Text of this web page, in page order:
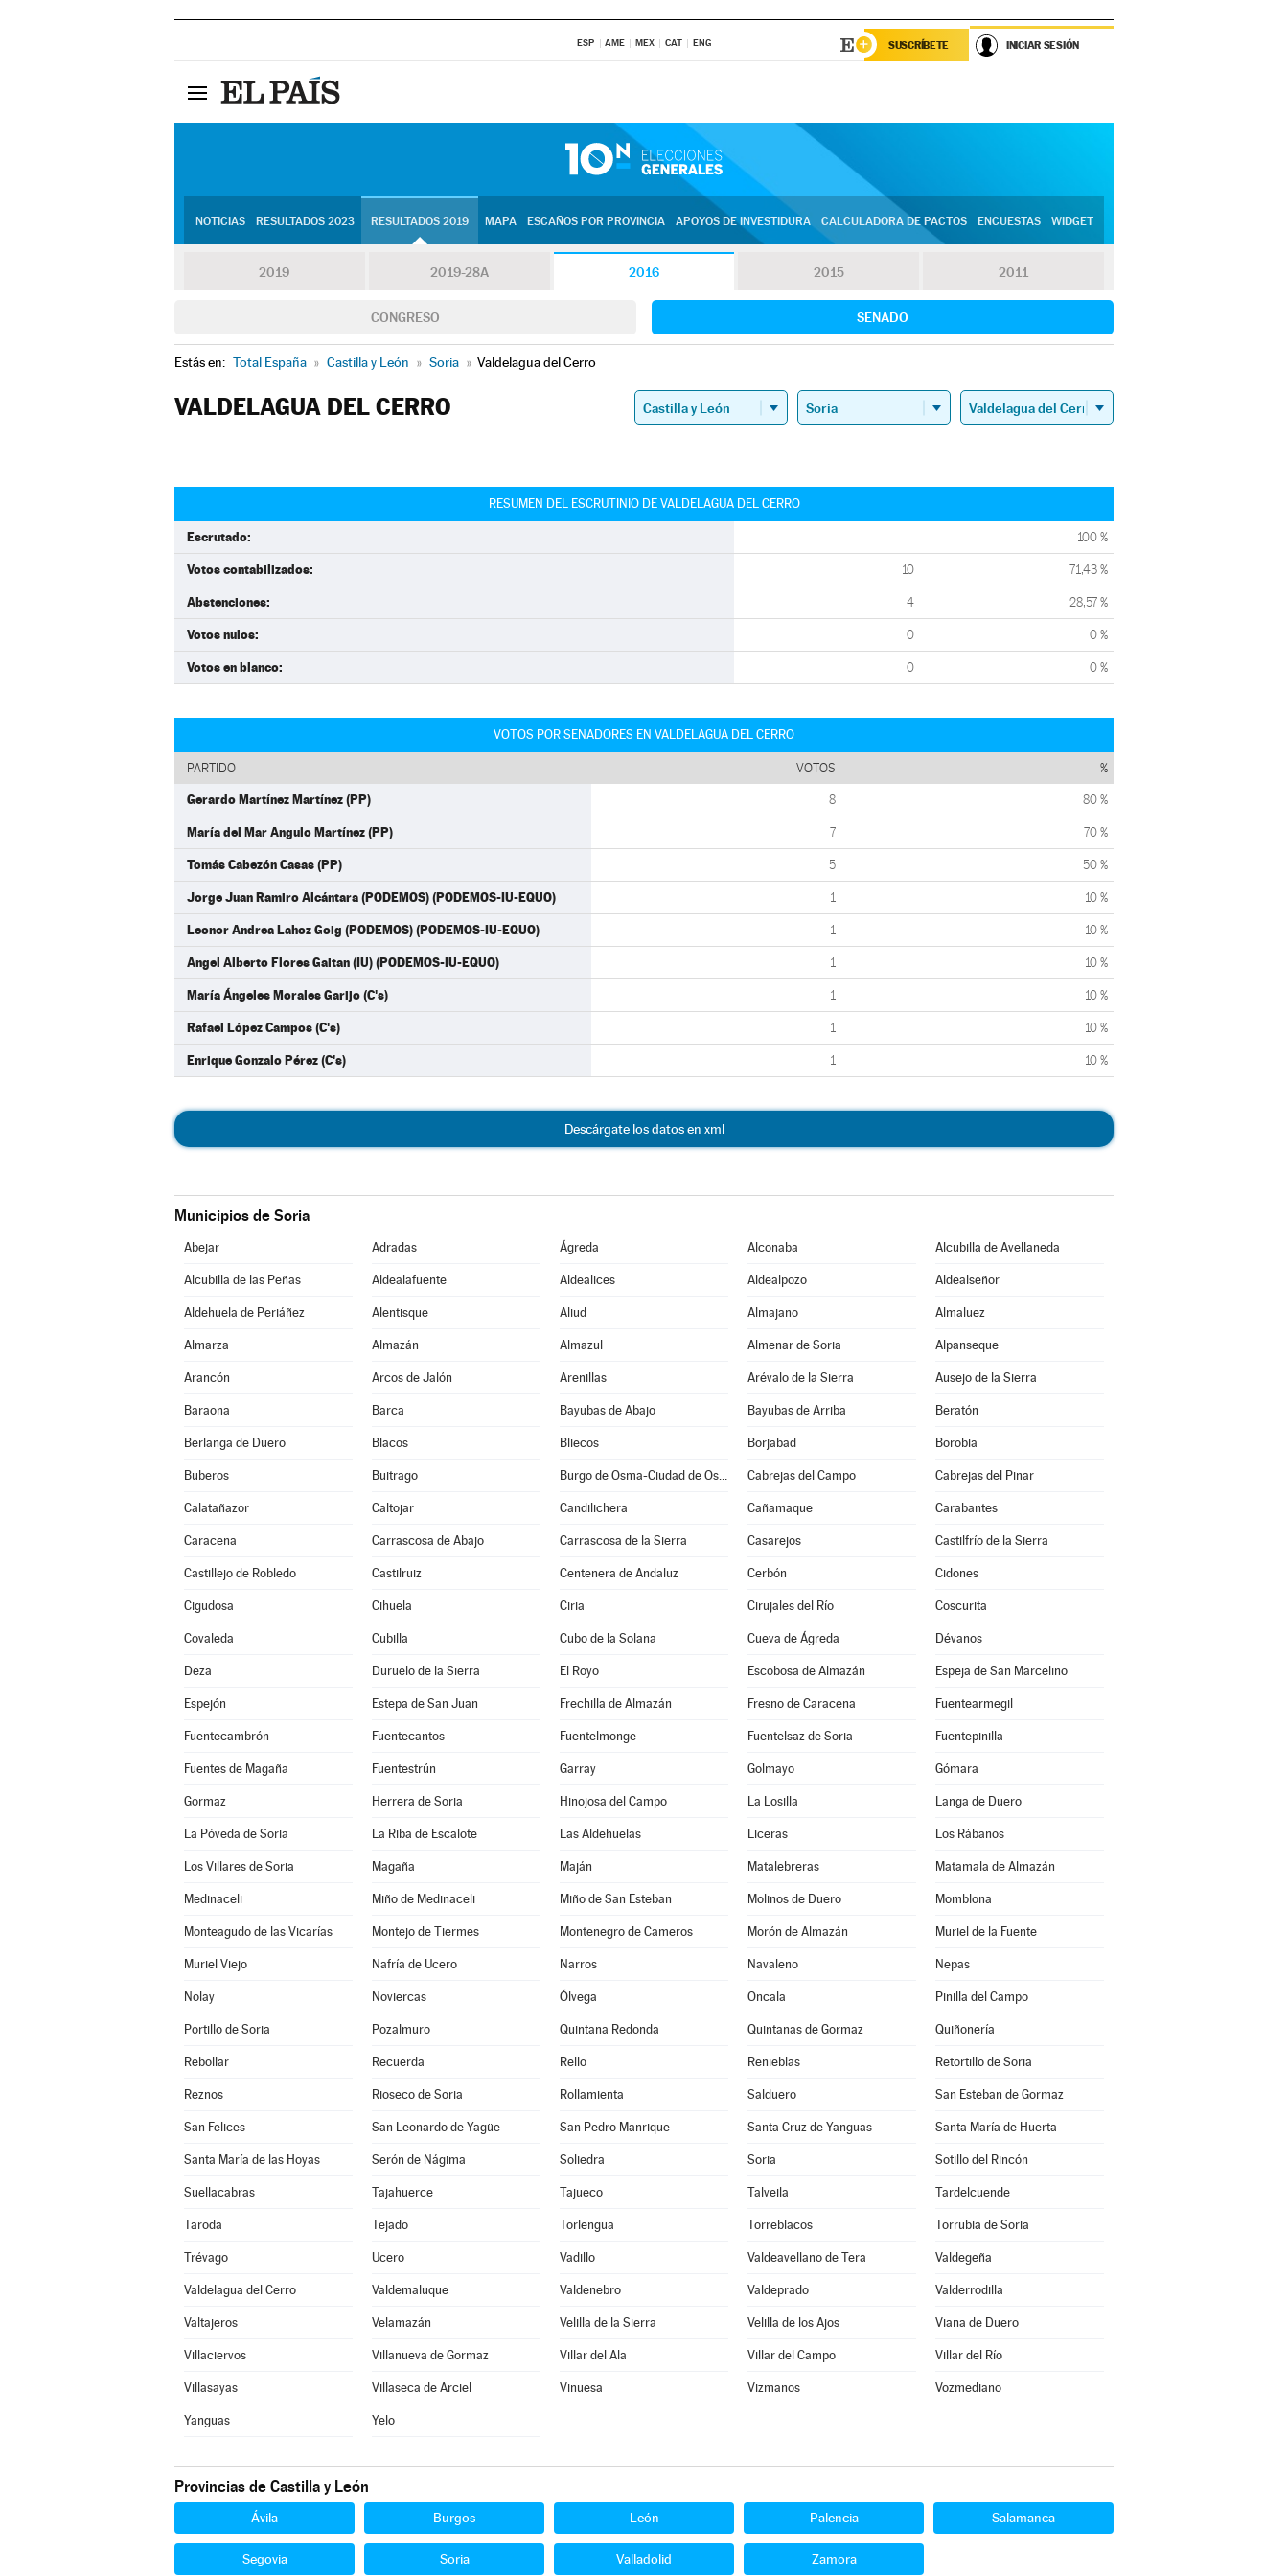
ESP AME MEX CAT ENG SUSCRÍBETE INICIAR SESIÓN
NOTICIAS RESULTADOS 2023 RESULTADOS 2019 MAPA ESCAÑOS POR PROVINCIA APOYOS DE INVESTIDURA CALCULADORA DE PACTOS ENCUESTAS WIDGET
2019 2019-28A 2016 2015 2011
CONGRESO SENADO
Estás en: Total España » Castilla y León » Soria » Valdelagua del Cerro
VALDELAGUA DEL CERRO
RESUMEN DEL ESCRUTINIO DE VALDELAGUA DEL CERRO
Escrutado: 100 %
Votos contabilizados: 10 71,43 %
Abstenciones: 4 28,57 %
Votos nulos: 0 0 %
Votos en blanco: 0 0 %
VOTOS POR SENADORES EN VALDELAGUA DEL CERRO
PARTIDO VOTOS %
Gerardo Martínez Martínez (PP) 8 80 %
María del Mar Angulo Martínez (PP) 7 70 %
Tomás Cabezón Casas (PP) 5 50 %
Jorge Juan Ramiro Alcántara (PODEMOS) (PODEMOS-IU-EQUO) 1 10 %
Leonor Andrea Lahoz Goig (PODEMOS) (PODEMOS-IU-EQUO) 1 10 %
Angel Alberto Flores Gaitan (IU) (PODEMOS-IU-EQUO) 1 10 %
María Ángeles Morales Garijo (C's) 1 10 %
Rafael López Campos (C's) 1 10 %
Enrique Gonzalo Pérez (C's) 1 10 %
Descárgate los datos en xml
Municipios de Soria
Abejar Adradas Ágreda Alconaba Alcubilla de Avellaneda
Alcubilla de las Peñas Aldealafuente Aldealices Aldealpozo Aldealseñor
Aldehuela de Periáñez Alentisque Aliud Almajano Almaluez
Almarza Almazán Almazul Almenar de Soria Alpanseque
Arancón Arcos de Jalón Arenillas Arévalo de la Sierra Ausejo de la Sierra
Baraona Barca Bayubas de Abajo Bayubas de Arriba Beratón
Berlanga de Duero Blacos Bliecos Borjabad Borobia
Buberos Buitrago Burgo de Osma-Ciudad de Osma Cabrejas del Campo Cabrejas del Pinar
Calatañazor Caltojar Candilichera Cañamaque Carabantes
Caracena Carrascosa de Abajo Carrascosa de la Sierra Casarejos Castilfrío de la Sierra
Castillejo de Robledo Castilruiz Centenera de Andaluz Cerbón Cidones
Cigudosa Cihuela Ciria Cirujales del Río Coscurita
Covaleda Cubilla Cubo de la Solana Cueva de Ágreda Dévanos
Deza Duruelo de la Sierra El Royo Escobosa de Almazán Espeja de San Marcelino
Espejón Estepa de San Juan Frechilla de Almazán Fresno de Caracena Fuentearmegil
Fuentecambrón Fuentecantos Fuentelmonge Fuentelsaz de Soria Fuentepinilla
Fuentes de Magaña Fuentestrún Garray Golmayo Gómara
Gormaz Herrera de Soria Hinojosa del Campo La Losilla Langa de Duero
La Póveda de Soria La Riba de Escalote Las Aldehuelas Liceras Los Rábanos
Los Villares de Soria Magaña Maján Matalebreras Matamala de Almazán
Medinaceli Miño de Medinaceli Miño de San Esteban Molinos de Duero Momblona
Monteagudo de las Vicarías Montejo de Tiermes Montenegro de Cameros Morón de Almazán Muriel de la Fuente
Muriel Viejo Nafría de Ucero Narros Navaleno Nepas
Nolay Noviercas Ólvega Oncala Pinilla del Campo
Portillo de Soria Pozalmuro Quintana Redonda Quintanas de Gormaz Quiñonería
Rebollar Recuerda Rello Renieblas Retortillo de Soria
Reznos Rioseco de Soria Rollamienta Salduero San Esteban de Gormaz
San Felices San Leonardo de Yagüe San Pedro Manrique Santa Cruz de Yanguas Santa María de Huerta
Santa María de las Hoyas Serón de Nágima Soliedra Soria Sotillo del Rincón
Suellacabras Tajahuerce Tajueco Talveila Tardelcuende
Taroda Tejado Torlengua Torreblacos Torrubia de Soria
Trévago Ucero Vadillo Valdeavellano de Tera Valdegeña
Valdelagua del Cerro Valdemaluque Valdenebro Valdeprado Valderrodilla
Valtajeros Velamazán Velilla de la Sierra Velilla de los Ajos Viana de Duero
Villaciervos Villanueva de Gormaz Villar del Ala Villar del Campo Villar del Río
Villasayas Villaseca de Arciel Vinuesa Vizmanos Vozmediano
Yanguas Yelo
Provincias de Castilla y León
Ávila Burgos León Palencia Salamanca
Segovia Soria Valladolid Zamora